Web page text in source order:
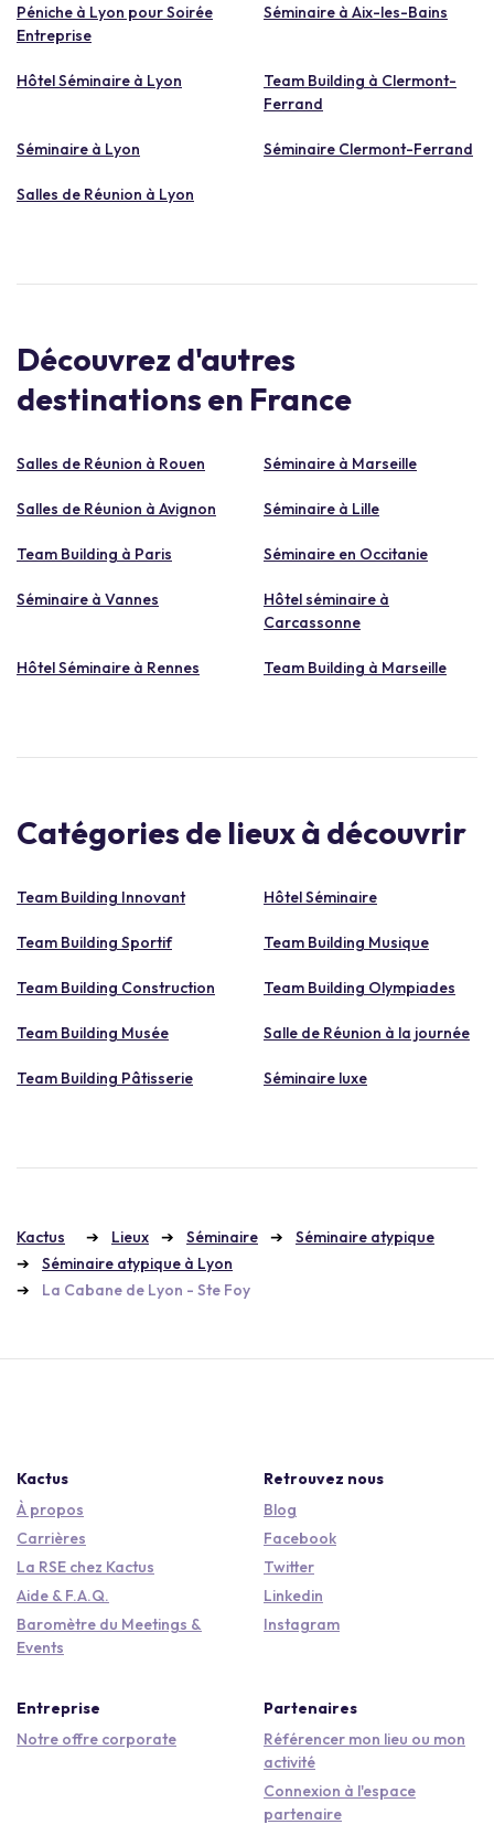
Péniche à Lyon pour Soirée
Entreprise
Séminaire à Aix-les-Bains
Hôtel Séminaire à Lyon
Team Building à Clermont-
Ferrand
Séminaire à Lyon Séminaire Clermont-Ferrand
Salles de Réunion à Lyon
Découvrez d'autres
destinations en France
Salles de Réunion à Rouen Séminaire à Marseille
Salles de Réunion à Avignon Séminaire à Lille
Team Building à Paris Séminaire en Occitanie
Séminaire à Vannes
Hôtel séminaire à
Carcassonne
Hôtel Séminaire à Rennes Team Building à Marseille
Catégories de lieux à découvrir
Team Building Innovant Hôtel Séminaire
Team Building Sportif Team Building Musique
Team Building Construction Team Building Olympiades
Team Building Musée Salle de Réunion à la journée
Team Building Pâtisserie Séminaire luxe
Kactus Lieux Séminaire
Séminaire atypique
Séminaire atypique à Lyon
La Cabane de Lyon - Ste Foy
Kactus
À propos
Carrières
La RSE chez Kactus
Aide & F.A.Q.
Baromètre du Meetings &
Events
Retrouvez nous
Blog
Facebook
Twitter
Linkedin
Instagram
Entreprise
Notre offre corporate
Partenaires
Référencer mon lieu ou mon
activité
Connexion à l'espace
partenaire